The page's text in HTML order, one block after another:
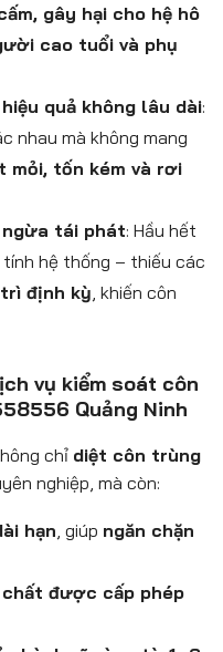
gây hại cho hệ hô
cao tuổi và phụ
quả không lâu dài:
nhau mà không mang
mỏi, tốn kém và rơi
ngừa tái phát: Hầu hết
hệ thống – thiếu các
định kỳ , khiến côn
vụ kiểm soát côn
Quảng Ninh
chỉ diệt côn trùng
nghiệp, mà còn:
hạn , giúp ngăn chặn
được cấp phép